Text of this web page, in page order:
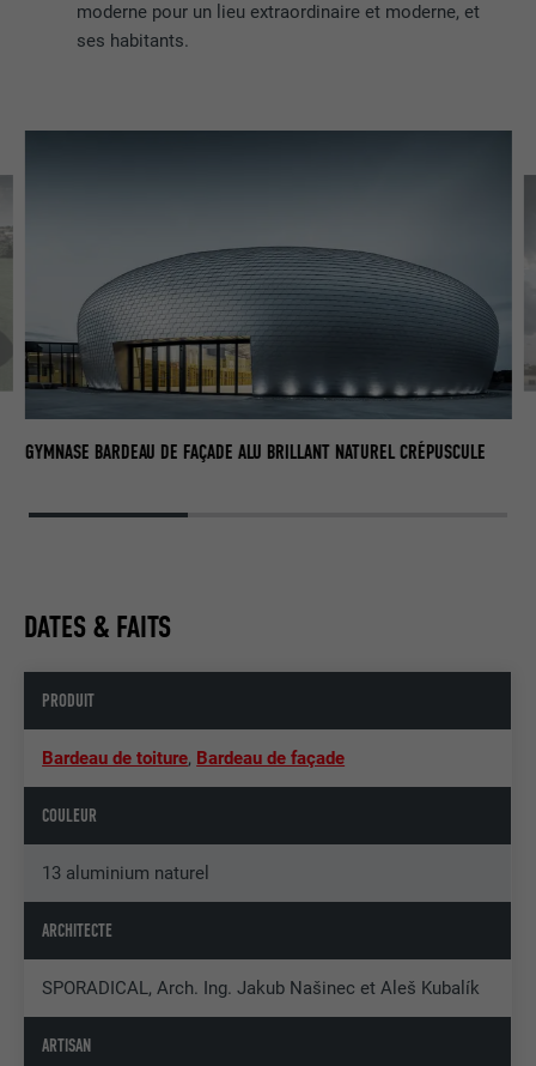
moderne pour un lieu extraordinaire et moderne, et
ses habitants.
GYMNASE BARDEAU DE FAÇADE ALU BRILLANT NATUREL CRÉPUSCULE
DATES & FAITS
PRODUIT
Bardeau de toiture, Bardeau de façade
COULEUR
13 aluminium naturel
ARCHITECTE
SPORADICAL, Arch. Ing. Jakub Našinec et Aleš Kubalík
ARTISAN